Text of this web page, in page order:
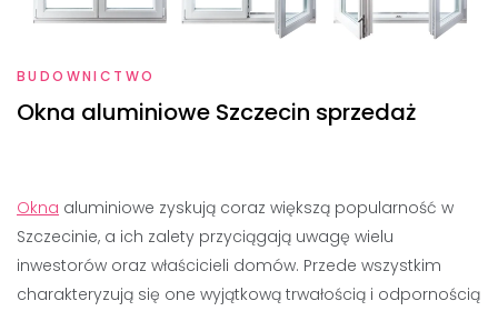
BUDOWNICTWO
Okna aluminiowe Szczecin sprzedaż
Okna aluminiowe zyskują coraz większą popularność w
Szczecinie, a ich zalety przyciągają uwagę wielu
inwestorów oraz właścicieli domów. Przede wszystkim
charakteryzują się one wyjątkową trwałością i odpornością